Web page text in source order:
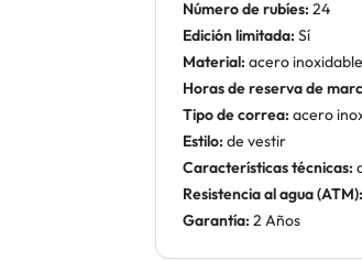
Número de rubíes: 24
Edición limitada: Sí
Material: acero inoxidable
Horas de reserva de
Tipo de correa: acero
Estilo: de vestir
Características técnicas:
Resistencia al agua (ATM):
Garantía: 2 Años